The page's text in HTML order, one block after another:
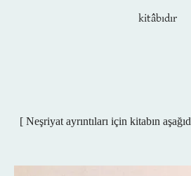
kitâbıdır
[ Neşriyat ayrıntıları için kitabın